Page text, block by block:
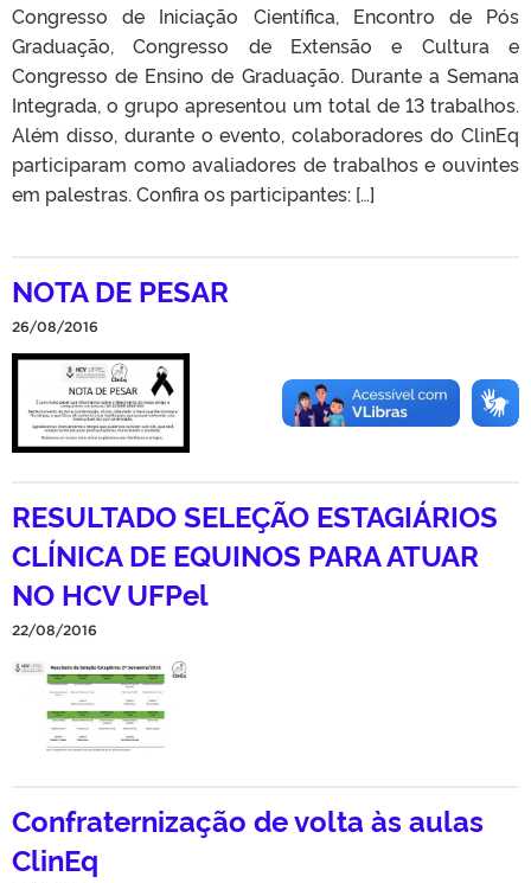
Congresso de Iniciação Científica, Encontro de Pós
Graduação, Congresso de Extensão e Cultura e
Congresso de Ensino de Graduação. Durante a Semana
Integrada, o grupo apresentou um total de 13 trabalhos.
Além disso, durante o evento, colaboradores do ClinEq
participaram como avaliadores de trabalhos e ouvintes
em palestras. Confira os participantes: […]
NOTA DE PESAR
26/08/2016
RESULTADO SELEÇÃO ESTAGIÁRIOS
CLÍNICA DE EQUINOS PARA ATUAR
NO HCV UFPel
22/08/2016
Confraternização de volta às aulas
ClinEq